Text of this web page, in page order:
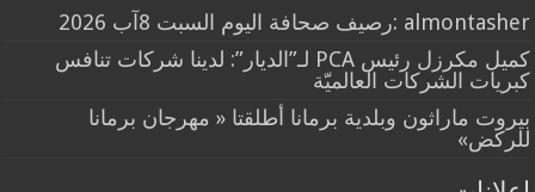
almontasher :رصيف صحافة اليوم السبت 8آب 2026
كميل مكرزل رئيس PCA لـ”الديار”: لدينا شركات تنافس
كبريات الشركات العالميّة
بيروت ماراثون وبلدية برمانا أطلقتا « مهرجان برمانا
للركض»